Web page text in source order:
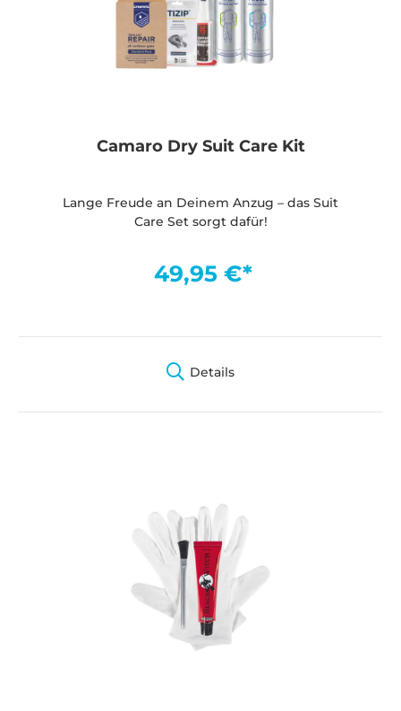
Camaro Dry Suit Care Kit
Lange Freude an Deinem Anzug – das Suit
Care Set sorgt dafür!
49,95 €*
Details